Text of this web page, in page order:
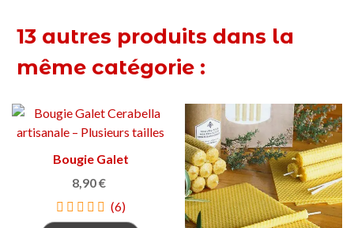
13 autres produits dans la
même catégorie :
Bougie Galet
8,90 €
(6)